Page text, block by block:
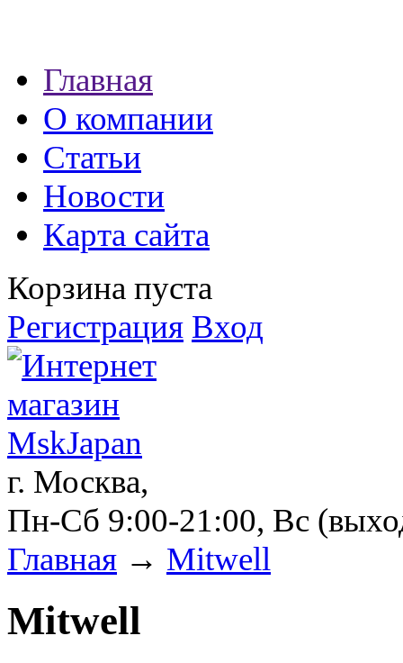
экспресс займы
Главная
О компании
Статьи
Новости
Карта сайта
Корзина пуста
Регистрация Вход
г. Москва,
Пн-Сб 9:00-21:00, Вс
Главная → Mitwell
Mitwell